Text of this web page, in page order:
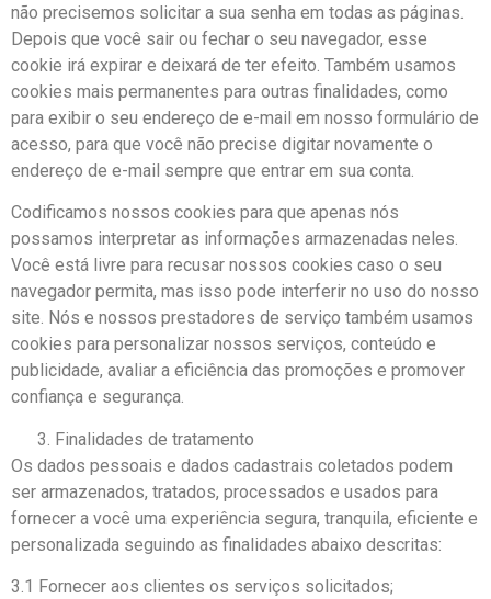
não precisemos solicitar a sua senha em todas as páginas.
Depois que você sair ou fechar o seu navegador, esse
cookie irá expirar e deixará de ter efeito. Também usamos
cookies mais permanentes para outras finalidades, como
para exibir o seu endereço de e-mail em nosso formulário de
acesso, para que você não precise digitar novamente o
endereço de e-mail sempre que entrar em sua conta.
Codificamos nossos cookies para que apenas nós
possamos interpretar as informações armazenadas neles.
Você está livre para recusar nossos cookies caso o seu
navegador permita, mas isso pode interferir no uso do nosso
site. Nós e nossos prestadores de serviço também usamos
cookies para personalizar nossos serviços, conteúdo e
publicidade, avaliar a eficiência das promoções e promover
confiança e segurança.
Finalidades de tratamento
Os dados pessoais e dados cadastrais coletados podem
ser armazenados, tratados, processados e usados para
fornecer a você uma experiência segura, tranquila, eficiente e
personalizada seguindo as finalidades abaixo descritas:
3.1 Fornecer aos clientes os serviços solicitados;